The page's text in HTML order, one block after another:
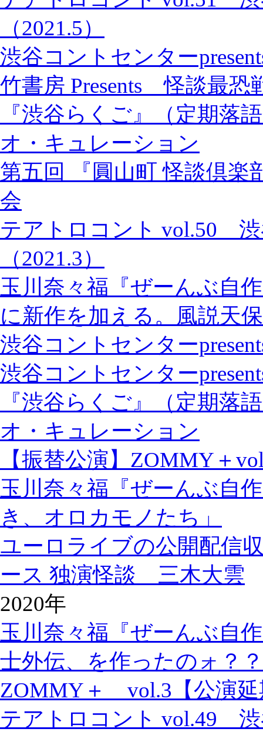
（2021.5）
渋谷コントセンター
竹書房 Presents 怪談最恐
『渋谷らくご』（定期落
オ・キュレーション
第五回 『圓山町 怪談倶楽
会
テアトロコント vol.50
（2021.3）
玉川奈々福『ぜーんぶ自
に新作を加える。風説天
渋谷コントセンター
渋谷コントセンター
『渋谷らくご』（定期落
オ・キュレーション
【振替公演】ZOMMY＋
玉川奈々福『ぜーんぶ自
き、オロカモノたち」
ユーロライブの公開配信
ース 独演怪談 三木大雲
2020年
玉川奈々福『ぜーんぶ自
士外伝、を作ったのォ？
ZOMMY＋ vol.3【公演延
テアトロコント vol.49